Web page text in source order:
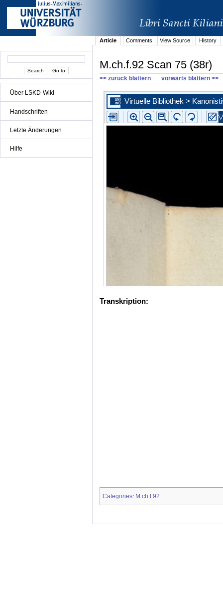
Über LSKD-Wiki
Handschriften
Letzte Änderungen
Hilfe
Article Comments View Source History
M.ch.f.92 Scan 75 (38r)
<< zurück blättern vorwärts blättern >>
Transkription:
Categories: M.ch.f.92